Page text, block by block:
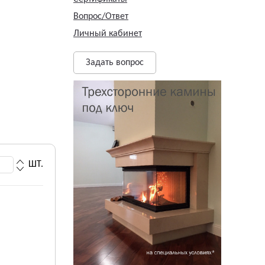
ШТ.
Вопрос/Ответ
Личный кабинет
Задать вопрос